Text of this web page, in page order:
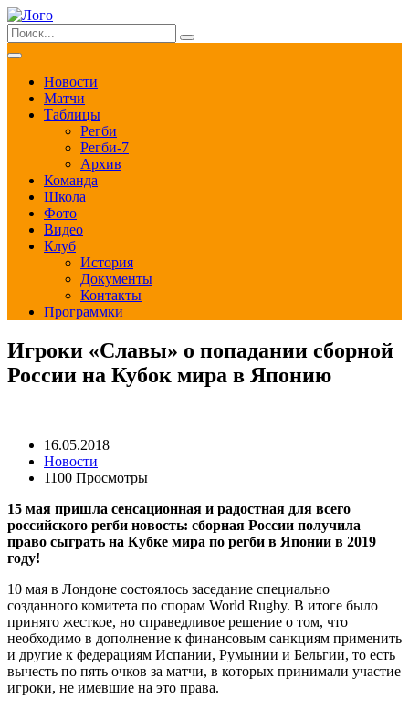
Новости
Матчи
Таблицы
Регби
Регби-7
Архив
Команда
Школа
Фото
Видео
Клуб
История
Документы
Контакты
Программки
Игроки «Славы» о попадании сборной
России на Кубок мира в Японию
16.05.2018
Новости
1100 Просмотры
15 мая пришла сенсационная и радостная для всего
российского регби новость: сборная России получила
право сыграть на Кубке мира по регби в Японии в 2019
году!
10 мая в Лондоне состоялось заседание специально
созданного комитета по спорам World Rugby. В итоге было
принято жесткое, но справедливое решение о том, что
необходимо в дополнение к финансовым санкциям применить
и другие к федерациям Испании, Румынии и Бельгии, то есть
вычесть по пять очков за матчи, в которых принимали участие
игроки, не имевшие на это права.